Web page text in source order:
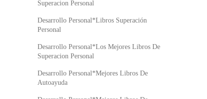
Superacion Personal
Desarrollo Personal*Libros Superación
Personal
Desarrollo Personal*Los Mejores Libros De
Superacion Personal
Desarrollo Personal*Mejores Libros De
Autoayuda